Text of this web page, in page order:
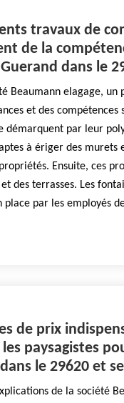
travaux de
de la
dans le
Beaumann elagage,
et des
démarquent par leur
à ériger des murets
Ensuite, ces
des terrasses. Les
place par les employés
de prix
les paysagistes
le 29620 et
de la société